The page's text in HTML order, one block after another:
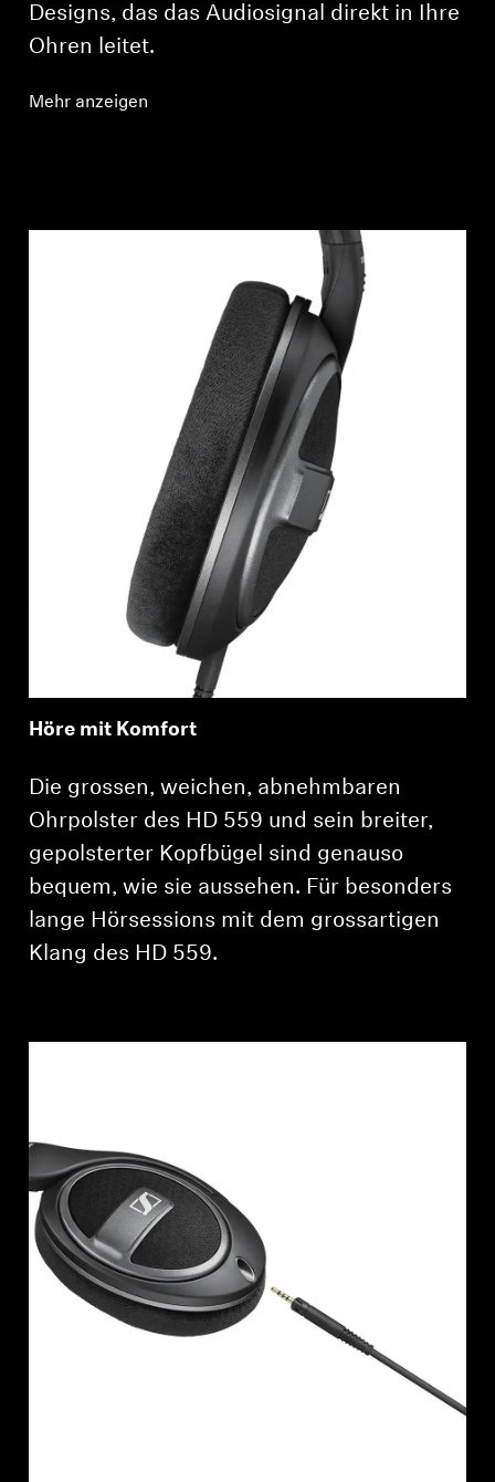
Designs, das das Audiosignal direkt in Ihre
Ohren leitet.
Mehr anzeigen
Höre mit Komfort
Die grossen, weichen, abnehmbaren
Ohrpolster des HD 559 und sein breiter,
gepolsterter Kopfbügel sind genauso
bequem, wie sie aussehen. Für besonders
lange Hörsessions mit dem grossartigen
Klang des HD 559.